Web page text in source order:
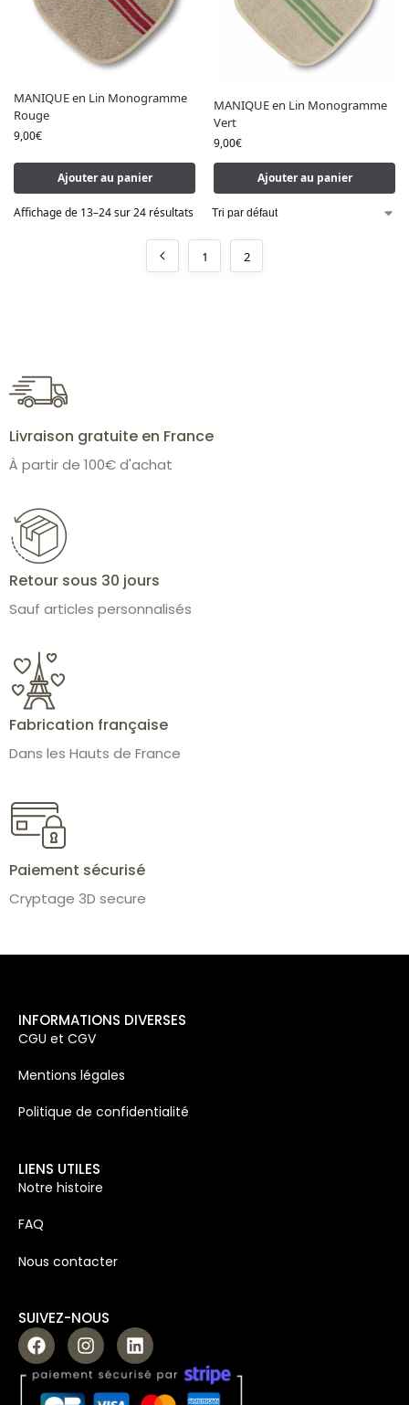
MANIQUE en Lin Monogramme
Rouge
9,00€
Ajouter au panier
MANIQUE en Lin Monogramme
Vert
9,00€
Ajouter au panier
Affichage de 13–24 sur 24 résultats
1 2
Livraison gratuite en France
À partir de 100€ d'achat
Retour sous 30 jours
Sauf articles personnalisés
Fabrication française
Dans les Hauts de France
Paiement sécurisé
Cryptage 3D secure
INFORMATIONS DIVERSES
CGU et CGV
Mentions légales
Politique de confidentialité
LIENS UTILES
Notre histoire
FAQ
Nous contacter
SUIVEZ-NOUS